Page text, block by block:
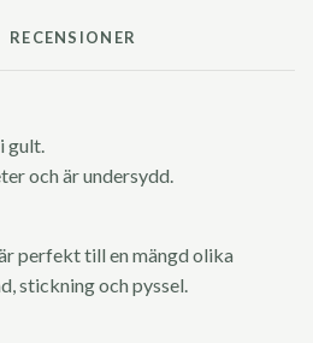
RECENSIONER
gult.
och är undersydd.
perfekt till en mängd olika
stickning och pyssel.